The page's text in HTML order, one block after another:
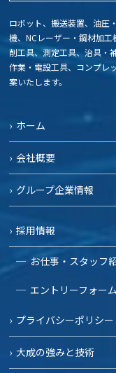
ロボット、搬送装置、油圧
機、NCレーザー・鋼材加
削工具、測定工具、治具・
作業・電設工具、コンプレ
案いたします。
ホーム
会社概要
グループ企業情報
採用情報
お仕事・スタッフ
エントリーフォーム
プライバシーポリシー
大成の強みと技術